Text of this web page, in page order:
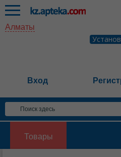
Алматы
Вход
Товары